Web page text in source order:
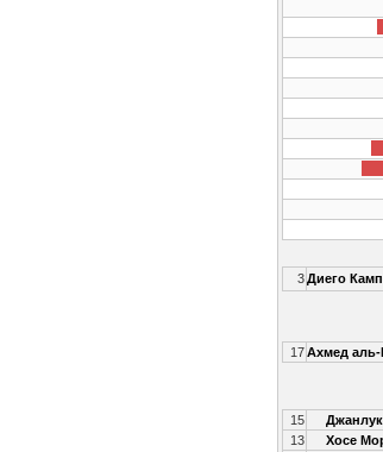
3Диего
17Ахмед
15
13
Хосе